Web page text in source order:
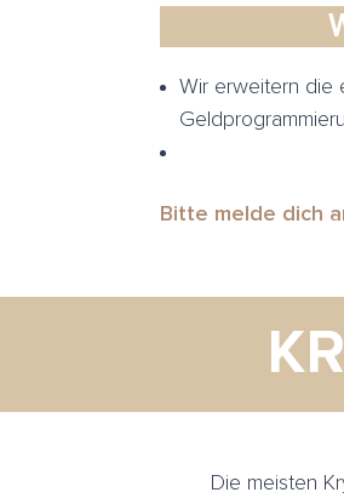
Wir erweitern die
Bitte melde dich
Die meisten